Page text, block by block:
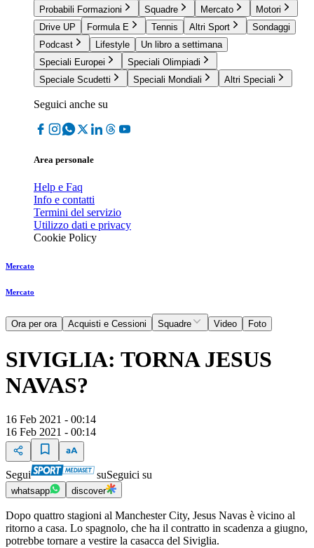
Probabili Formazioni
Squadre Mercato
Motori
Drive UP
Formula E Tennis Altri Sport
Sondaggi
Podcast
Lifestyle
Un libro a settimana
Speciali Europei
Speciali Olimpiadi
Speciale Scudetti
Speciali Mondiali Altri Speciali
Seguici anche su
Area personale
Help e Faq
Info e contatti
Termini del servizio
Utilizzo dati e privacy
Cookie Policy
Mercato
Mercato
Ora per ora Acquisti e Cessioni Squadre Video Foto
SIVIGLIA: TORNA JESUS
NAVAS?
16 Feb 2021 - 00:14
16 Feb 2021 - 00:14
Segui suSeguici su
whatsapp discover
Dopo quattro stagioni al Manchester City, Jesus Navas è vicino al
ritorno a casa. Lo spagnolo, che ha il contratto in scadenza a giugno,
potrebbe tornare a vestire la casacca del Siviglia.